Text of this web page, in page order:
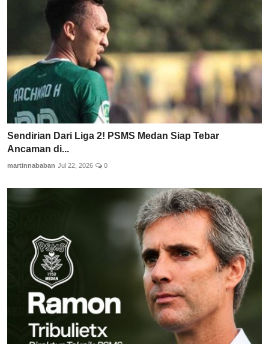
Sendirian Dari Liga 2! PSMS Medan Siap Tebar
Ancaman di...
martinnababan Jul 22, 2026 0